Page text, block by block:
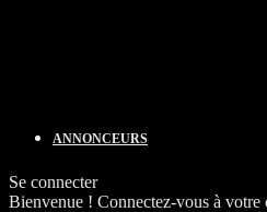
ANNONCEURS
Se connecter
Bienvenue ! Connectez-vous à votre